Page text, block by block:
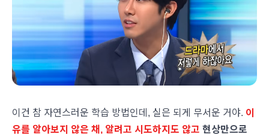
이건 참 자연스러운 학습 방법인데, 실은 되게 무서운 거야. 이
유를 알아보지 않은 채, 알려고 시도하지도 않고 현상만으로